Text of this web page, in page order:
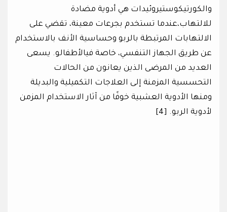
والكورتيكوستيروئيدات هي أدوية مضادة
للالتهاب،عندما تستخدم بجرعات معينة، تقضي على
الالتهابات المرتبطة بالربو وحساسية الأنف بالاستخدام
عن طريق الجهاز التنفسي، خاصة فيالأطفالو. يسعى
العديد من المرضى الذين يعانون من الحالات
التحسسية المزمنة إلى العلاجات التكميلية والبديلة
ومنها الأدوية العشبية خوفًا من آثار الاستخدام المزمن
لأدوية الربو. [4]